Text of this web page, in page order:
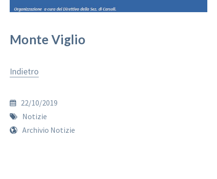
Monte Viglio
Indietro
22/10/2019
Notizie
Archivio Notizie